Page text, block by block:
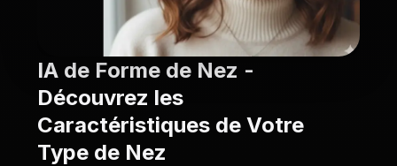
IA de Forme de Nez -
Découvrez les
Caractéristiques de Votre
Type de Nez